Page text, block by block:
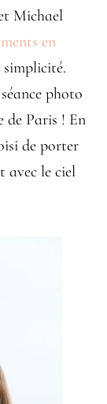
Michael
en
photo
de Paris ! En
de porter
avec le ciel